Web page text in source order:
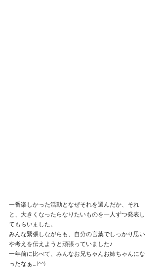
一番楽しかった活動となぜそれを選んだか、それ
と、大きくなったらなりたいものを一人ずつ発表し
てもらいました。
みんな緊張しながらも、自分の言葉でしっかり思い
や考えを伝えようと頑張っていました♪
一年前に比べて、みんなお兄ちゃんお姉ちゃんにな
ったなぁ…(^^)